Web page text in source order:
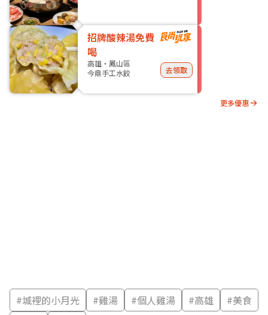
招牌酸辣湯免費
喝
高雄・鳳山區
今鼎手工水餃
去領取
更多優惠
#城裡的小月光 #雞湯 #個人雞湯 #高雄 #美食